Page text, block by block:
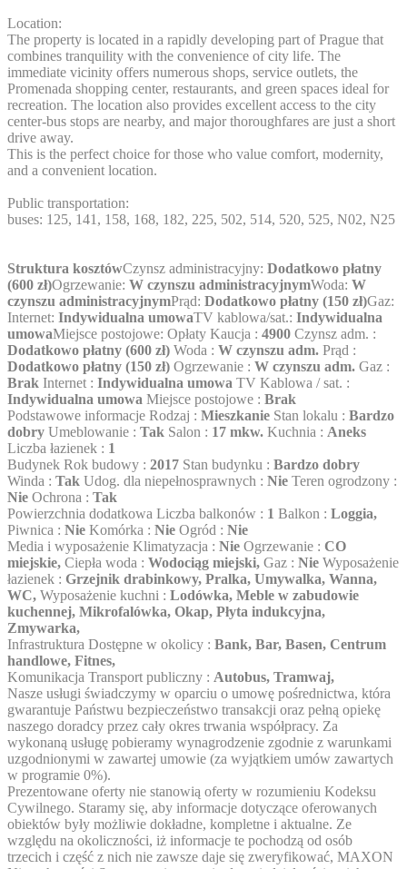
Location:
The property is located in a rapidly developing part of Prague that
combines tranquility with the convenience of city life. The
immediate vicinity offers numerous shops, service outlets, the
Promenada shopping center, restaurants, and green spaces ideal for
recreation. The location also provides excellent access to the city
center-bus stops are nearby, and major thoroughfares are just a short
drive away.
This is the perfect choice for those who value comfort, modernity,
and a convenient location.
Public transportation:
buses: 125, 141, 158, 168, 182, 225, 502, 514, 520, 525, N02, N25
Struktura kosztówCzynsz administracyjny: Dodatkowo płatny
(600 zł)Ogrzewanie: W czynszu administracyjnymWoda: W
czynszu administracyjnymPrąd: Dodatkowo płatny (150 zł)Gaz:
Internet: Indywidualna umowaTV kablowa/sat.: Indywidualna
umowaMiejsce postojowe: Opłaty Kaucja : 4900 Czynsz adm. :
Dodatkowo płatny (600 zł) Woda : W czynszu adm. Prąd :
Dodatkowo płatny (150 zł) Ogrzewanie : W czynszu adm. Gaz :
Brak Internet : Indywidualna umowa TV Kablowa / sat. :
Indywidualna umowa Miejsce postojowe : Brak
Podstawowe informacje Rodzaj : Mieszkanie Stan lokalu : Bardzo
dobry Umeblowanie : Tak Salon : 17 mkw. Kuchnia : Aneks
Liczba łazienek : 1
Budynek Rok budowy : 2017 Stan budynku : Bardzo dobry
Winda : Tak Udog. dla niepełnosprawnych : Nie Teren ogrodzony :
Nie Ochrona : Tak
Powierzchnia dodatkowa Liczba balkonów : 1 Balkon : Loggia,
Piwnica : Nie Komórka : Nie Ogród : Nie
Media i wyposażenie Klimatyzacja : Nie Ogrzewanie : CO
miejskie, Ciepła woda : Wodociąg miejski, Gaz : Nie Wyposażenie
łazienek : Grzejnik drabinkowy, Pralka, Umywalka, Wanna,
WC, Wyposażenie kuchni : Lodówka, Meble w zabudowie
kuchennej, Mikrofalówka, Okap, Płyta indukcyjna,
Zmywarka,
Infrastruktura Dostępne w okolicy : Bank, Bar, Basen, Centrum
handlowe, Fitnes,
Komunikacja Transport publiczny : Autobus, Tramwaj,
Nasze usługi świadczymy w oparciu o umowę pośrednictwa, która
gwarantuje Państwu bezpieczeństwo transakcji oraz pełną opiekę
naszego doradcy przez cały okres trwania współpracy. Za
wykonaną usługę pobieramy wynagrodzenie zgodnie z warunkami
uzgodnionymi w zawartej umowie (za wyjątkiem umów zawartych
w programie 0%).
Prezentowane oferty nie stanowią oferty w rozumieniu Kodeksu
Cywilnego. Staramy się, aby informacje dotyczące oferowanych
obiektów były możliwie dokładne, kompletne i aktualne. Ze
względu na okoliczności, iż informacje te pochodzą od osób
trzecich i część z nich nie zawsze daje się zweryfikować, MAXON